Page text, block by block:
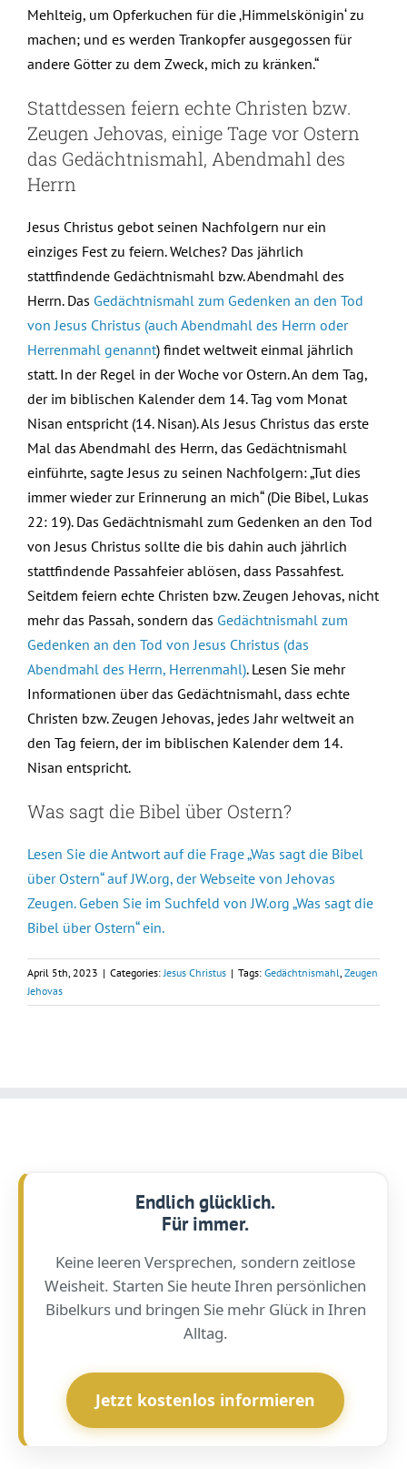
Mehlteig, um Opferkuchen für die ‚Himmelskönigin‘ zu
machen; und es werden Trankopfer ausgegossen für
andere Götter zu dem Zweck, mich zu kränken.“
Stattdessen feiern echte Christen bzw.
Zeugen Jehovas, einige Tage vor Ostern
das Gedächtnismahl, Abendmahl des
Herrn
Jesus Christus gebot seinen Nachfolgern nur ein
einziges Fest zu feiern. Welches? Das jährlich
stattfindende Gedächtnismahl bzw. Abendmahl des
Herrn. Das Gedächtnismahl zum Gedenken an den Tod
von Jesus Christus (auch Abendmahl des Herrn oder
Herrenmahl genannt) findet weltweit einmal jährlich
statt. In der Regel in der Woche vor Ostern. An dem Tag,
der im biblischen Kalender dem 14. Tag vom Monat
Nisan entspricht (14. Nisan). Als Jesus Christus das erste
Mal das Abendmahl des Herrn, das Gedächtnismahl
einführte, sagte Jesus zu seinen Nachfolgern: „Tut dies
immer wieder zur Erinnerung an mich“ (Die Bibel, Lukas
22: 19). Das Gedächtnismahl zum Gedenken an den Tod
von Jesus Christus sollte die bis dahin auch jährlich
stattfindende Passahfeier ablösen, dass Passahfest.
Seitdem feiern echte Christen bzw. Zeugen Jehovas, nicht
mehr das Passah, sondern das Gedächtnismahl zum
Gedenken an den Tod von Jesus Christus (das
Abendmahl des Herrn, Herrenmahl). Lesen Sie mehr
Informationen über das Gedächtnismahl, dass echte
Christen bzw. Zeugen Jehovas, jedes Jahr weltweit an
den Tag feiern, der im biblischen Kalender dem 14.
Nisan entspricht.
Was sagt die Bibel über Ostern?
Lesen Sie die Antwort auf die Frage „Was sagt die Bibel
über Ostern“ auf JW.org, der Webseite von Jehovas
Zeugen. Geben Sie im Suchfeld von JW.org „Was sagt die
Bibel über Ostern“ ein.
April 5th, 2023 | Categories:Jesus Christus | Tags: Gedächtnismahl, Zeugen
Jehovas
Endlich glücklich.
Für immer.
Keine leeren Versprechen, sondern zeitlose
Weisheit. Starten Sie heute Ihren persönlichen
Bibelkurs und bringen Sie mehr Glück in Ihren
Alltag.
Jetzt kostenlos informieren